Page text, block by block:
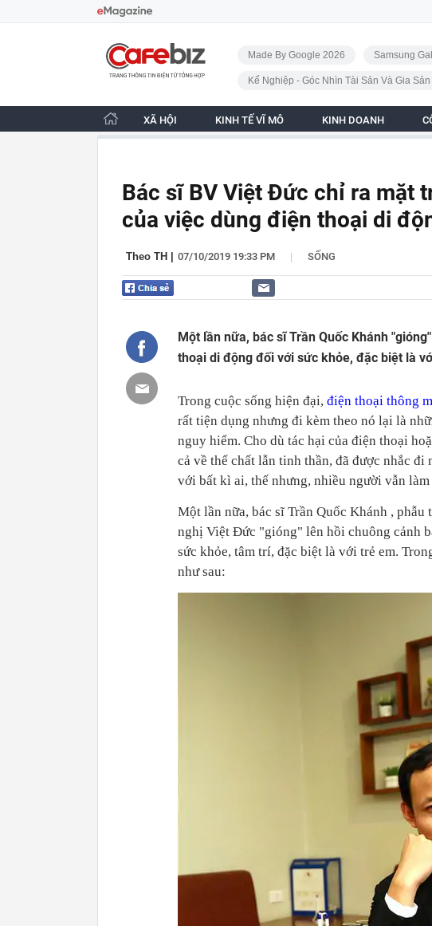
CafeBiz - Trang chủ
Made By Google 2026 Samsung
Kế Nghiệp - Góc Nhìn Tài Sản Và Gia Sản
XÃ HỘI KINH TẾ VĨ MÔ KINH DOANH
Bác sĩ BV Việt Đức chỉ ra mặt
của việc dùng điện thoại di
Theo TH 07/10/2019 19:33 PM | SỐNG
Một lần nữa, bác sĩ Trần Quốc Khánh
thoại di động đối với sức khỏe, đặc biệt là
Trong cuộc sống hiện đại, điện thoại thông
rất tiện dụng nhưng đi kèm theo nó lại là
nguy hiểm. Cho dù tác hại của điện thoại
cả về thể chất lẫn tinh thần, đã được nhắc
với bất kì ai, thế nhưng, nhiều người vẫn làm
Một lần nữa, bác sĩ Trần Quốc Khánh ,
nghị Việt Đức "gióng" lên hồi chuông cảnh
sức khỏe, tâm trí, đặc biệt là với trẻ em.
như sau: